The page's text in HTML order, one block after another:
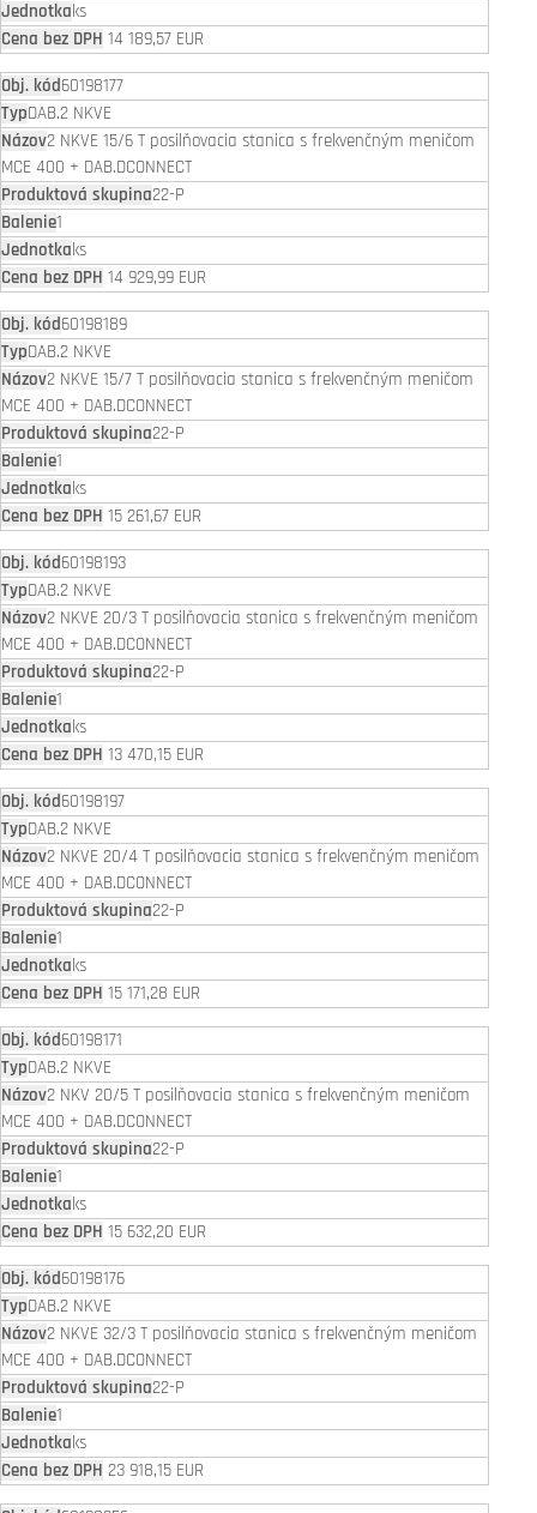
ks
14 189,57 EUR
60198177
DAB.2 NKVE
2 NKVE 15/6 T posilňovacia stanica s frekvenčným meničom
MCE 400 + DAB.DCONNECT
22-P
1
ks
14 929,99 EUR
60198189
DAB.2 NKVE
2 NKVE 15/7 T posilňovacia stanica s frekvenčným meničom
MCE 400 + DAB.DCONNECT
22-P
1
ks
15 261,67 EUR
60198193
DAB.2 NKVE
2 NKVE 20/3 T posilňovacia stanica s frekvenčným meničom
MCE 400 + DAB.DCONNECT
22-P
1
ks
13 470,15 EUR
60198197
DAB.2 NKVE
2 NKVE 20/4 T posilňovacia stanica s frekvenčným meničom
MCE 400 + DAB.DCONNECT
22-P
1
ks
15 171,28 EUR
60198171
DAB.2 NKVE
2 NKV 20/5 T posilňovacia stanica s frekvenčným meničom
MCE 400 + DAB.DCONNECT
22-P
1
ks
15 632,20 EUR
60198176
DAB.2 NKVE
2 NKVE 32/3 T posilňovacia stanica s frekvenčným meničom
MCE 400 + DAB.DCONNECT
22-P
1
ks
23 918,15 EUR